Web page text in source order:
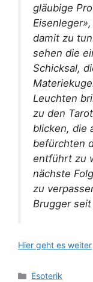
gläubige
damit zu
sehen die
Schicksal,
Leuchten
zu den
blicken, die
befürchten
entführt zu
nächste
zu
Brugger
Hier geht es weiter
Kategorien
Esoterik